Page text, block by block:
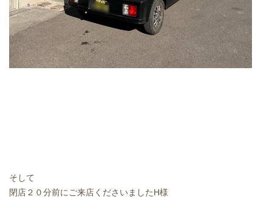
そして
閉店２０分前にご来店くださいましたH様